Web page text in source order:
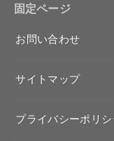
固定ページ
お問い合わせ
サイトマップ
プライバシーポリシ